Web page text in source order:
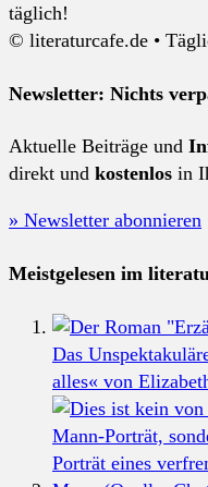
täglich!
© literaturcafe.de •
Newsletter: Nichts
Aktuelle Beiträge und
direkt und kostenlos in
» Newsletter abonnieren
Meistgelesen im
Das
alles« von